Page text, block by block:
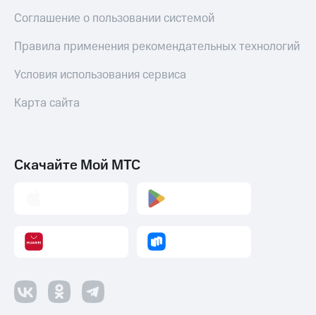
Соглашение о пользовании системой
Правила применения рекомендательных технологий
Условия использования сервиса
Карта сайта
Скачайте Мой МТС